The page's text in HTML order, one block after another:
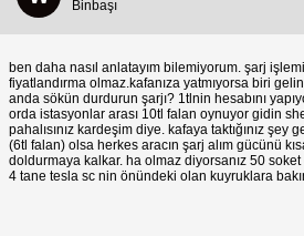
Binbaşı
ben daha nasıl anlatayım bilemiyorum. şarj
fiyatlandırma olmaz.kafanıza yatmıyorsa biri
anda sökün durdurun şarjı? 1tlnin hesabını
orda istasyonlar arası 10tl falan oynuyor gidin
pahalısınız kardeşim diye. kafaya taktığınız şey
(6tl falan) olsa herkes aracın şarj alım gücünü
doldurmaya kalkar. ha olmaz diyorsanız 50
4 tane tesla sc nin önündeki olan kuyruklara